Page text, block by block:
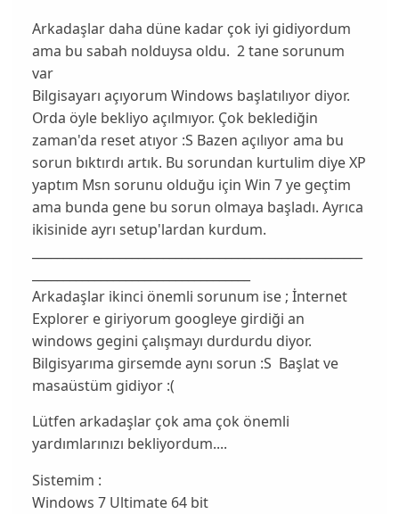
Arkadaşlar daha düne kadar çok iyi gidiyordum
ama bu sabah nolduysa oldu. 2 tane sorunum
var
Bilgisayarı açıyorum Windows başlatılıyor diyor.
Orda öyle bekliyo açılmıyor. Çok beklediğin
zaman'da reset atıyor :S Bazen açılıyor ama bu
sorun bıktırdı artık. Bu sorundan kurtulim diye XP
yaptım Msn sorunu olduğu için Win 7 ye geçtim
ama bunda gene bu sorun olmaya başladı. Ayrıca
ikisinide ayrı setup'lardan kurdum.
Arkadaşlar ikinci önemli sorunum ise ; İnternet
Explorer e giriyorum googleye girdiği an
windows gegini çalışmayı durdurdu diyor.
Bilgisyarıma girsemde aynı sorun :S Başlat ve
masaüstüm gidiyor :(
Lütfen arkadaşlar çok ama çok önemli
yardımlarınızı bekliyordum....
Sistemim :
Windows 7 Ultimate 64 bit